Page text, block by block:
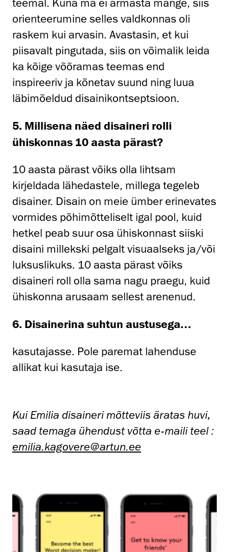
teemal. Kuna ma ei armasta mänge, siis
orienteerumine selles valdkonnas oli
raskem kui arvasin. Avastasin, et kui
piisavalt pingutada, siis on võimalik leida
ka kõige võõramas teemas end
inspireeriv ja kõnetav suund ning luua
läbimõeldud disainikontseptsioon.
5. Millisena näed disaineri rolli
ühiskonnas 10 aasta pärast?
10 aasta pärast võiks olla lihtsam
kirjeldada lähedastele, millega tegeleb
disainer. Disain on meie ümber erinevates
vormides põhimõtteliselt igal pool, kuid
hetkel peab suur osa ühiskonnast siiski
disaini millekski pelgalt visuaalseks ja/või
luksuslikuks. 10 aasta pärast võiks
disaineri roll olla sama nagu praegu, kuid
ühiskonna arusaam sellest arenenud.
6. Disainerina suhtun austusega…
kasutajasse. Pole paremat lahenduse
allikat kui kasutaja ise.
Kui Emilia disaineri mõtteviis äratas huvi,
saad temaga ühendust võtta e-maili teel :
emilia.kagovere@artun.ee